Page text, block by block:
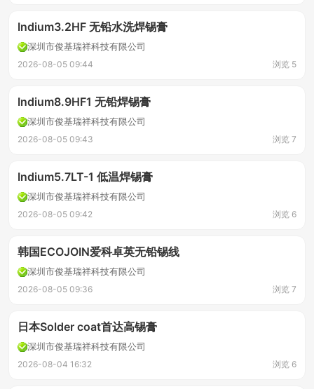
Indium3.2HF 无铅水洗焊锡膏
深圳市俊基瑞祥科技有限公司
2026-08-05 09:44 浏览 5
Indium8.9HF1 无铅焊锡膏
深圳市俊基瑞祥科技有限公司
2026-08-05 09:43 浏览 7
Indium5.7LT-1 低温焊锡膏
深圳市俊基瑞祥科技有限公司
2026-08-05 09:42 浏览 6
韩国ECOJOIN爱科卓英无铅锡线
深圳市俊基瑞祥科技有限公司
2026-08-05 09:36 浏览 7
日本Solder coat首达高锡膏
深圳市俊基瑞祥科技有限公司
2026-08-04 16:32 浏览 6